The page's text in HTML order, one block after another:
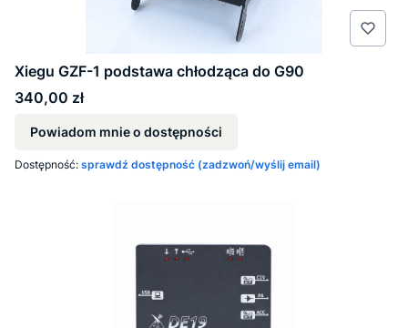
Xiegu GZF-1 podstawa chłodząca do G90
Cena
340,00 zł
Powiadom mnie o dostępności
Dostępność: sprawdź dostępność (zadzwoń/wyślij email)